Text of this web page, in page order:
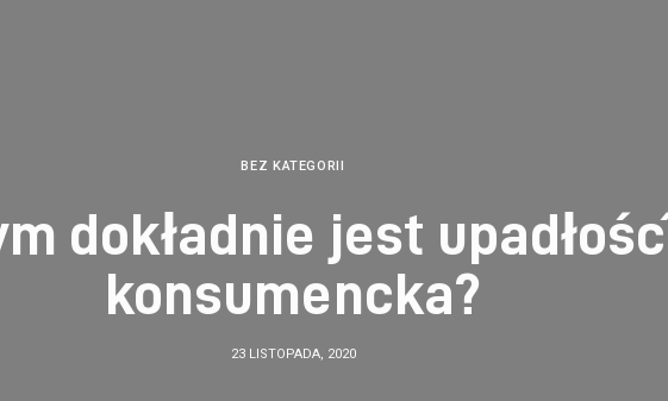
BEZ KATEGORII
dokładnie jest upadłość
konsumencka?
23 LISTOPADA, 2020